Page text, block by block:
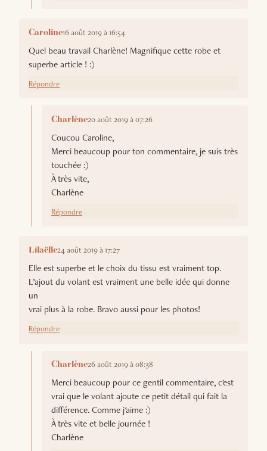
Caroline16 août 2019 à 16:54
Quel beau travail Charlène! Magnifique cette robe et
superbe article ! :)
Répondre
Charlène20 août 2019 à 07:26
Coucou Caroline,
Merci beaucoup pour ton commentaire, je suis très
touchée :)
À très vite,
Charlène
Répondre
Lilaëlle24 août 2019 à 17:27
Elle est superbe et le choix du tissu est vraiment top.
L’ajout du volant est vraiment une belle idée qui donne
un
vrai plus à la robe. Bravo aussi pour les photos!
Répondre
Charlène26 août 2019 à 08:38
Merci beaucoup pour ce gentil commentaire, c'est
vrai que le volant ajoute ce petit détail qui fait la
différence. Comme j'aime :)
À très vite et belle journée !
Charlène